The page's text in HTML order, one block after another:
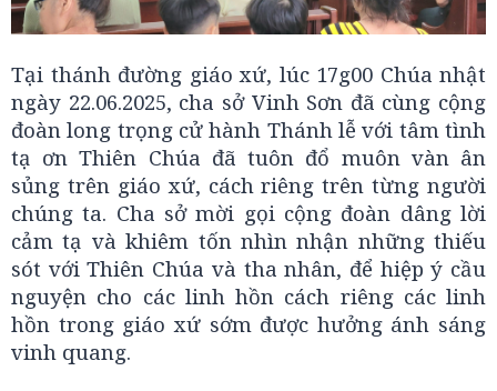
Tại thánh đường giáo xứ, lúc 17g00 Chúa nhật
ngày 22.06.2025, cha sở Vinh Sơn đã cùng cộng
đoàn long trọng cử hành Thánh lễ với tâm tình
tạ ơn Thiên Chúa đã tuôn đổ muôn vàn ân
sủng trên giáo xứ, cách riêng trên từng người
chúng ta. Cha sở mời gọi cộng đoàn dâng lời
cảm tạ và khiêm tốn nhìn nhận những thiếu
sót với Thiên Chúa và tha nhân, để hiệp ý cầu
nguyện cho các linh hồn cách riêng các linh
hồn trong giáo xứ sớm được hưởng ánh sáng
vinh quang.